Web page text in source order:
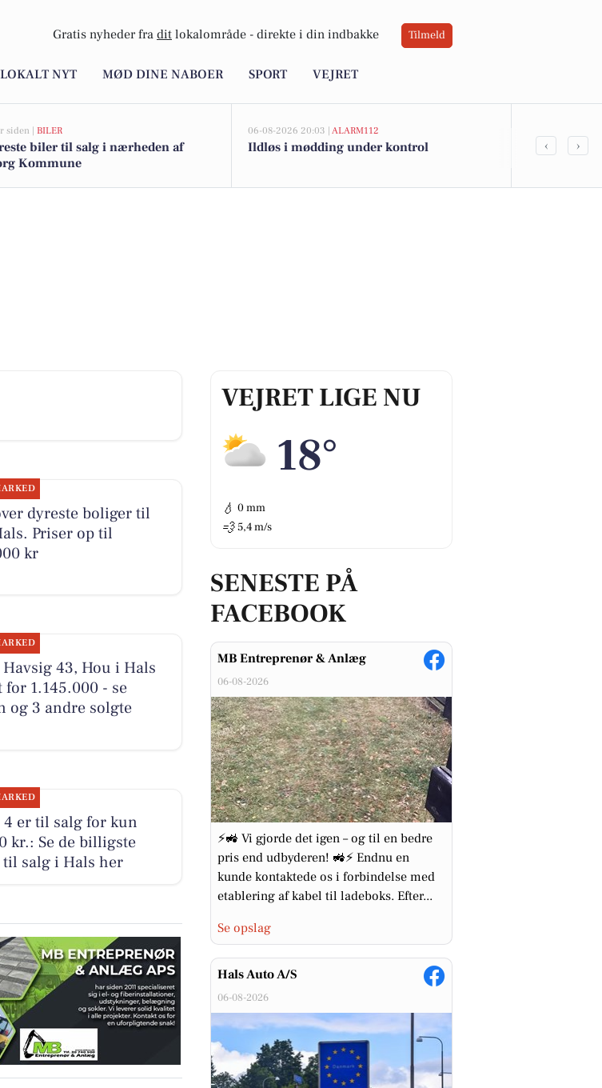
Gratis nyheder fra dit lokalområde - direkte i din indbakke Tilmeld
LOKALT NYT MØD DINE NABOER SPORT VEJRET
siden | BILER
biler til salg i nærheden af
Kommune
06-08-2026 20:03 | ALARM112
Ildløs i mødding under kontrol
Melholtvej
‹ ›
VEJRET LIGE NU
18°
💧 0 mm
💨 5,4 m/s
SENESTE PÅ
FACEBOOK
MB Entreprenør & Anlæg
06-08-2026
⚡🚜 Vi gjorde det igen – og til en bedre
pris end udbyderen! 🚜⚡ Endnu en
kunde kontaktede os i forbindelse med
etablering af kabel til ladeboks. Efter...
Se opslag
Hals Auto A/S
06-08-2026
dyreste boliger til
Priser op til
kr
Havsig 43, Hou i Hals
for 1.145.000 - se
og 3 andre solgte
4 er til salg for kun
kr.: Se de billigste
salg i Hals her